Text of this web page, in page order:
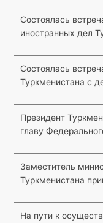
Состоялась
иностранных дел
Состоялась
Туркменистана с
Президент
главу
Заместитель
Туркменистана
На пути к